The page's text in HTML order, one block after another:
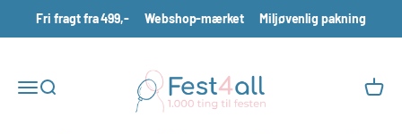
Fri fragt fra 499,- Webshop-mærket Miljøvenlig pakning
Åbn navigationsmenu
Åbn søgefunktion
Åbn